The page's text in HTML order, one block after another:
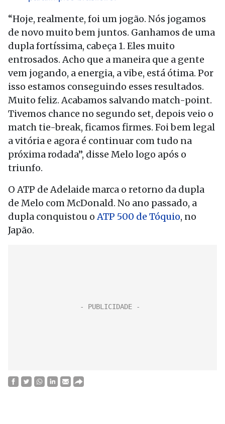
“Hoje, realmente, foi um jogão. Nós jogamos
de novo muito bem juntos. Ganhamos de uma
dupla fortíssima, cabeça 1. Eles muito
entrosados. Acho que a maneira que a gente
vem jogando, a energia, a vibe, está ótima. Por
isso estamos conseguindo esses resultados.
Muito feliz. Acabamos salvando match-point.
Tivemos chance no segundo set, depois veio o
match tie-break, ficamos firmes. Foi bem legal
a vitória e agora é continuar com tudo na
próxima rodada”, disse Melo logo após o
triunfo.
O ATP de Adelaide marca o retorno da dupla
de Melo com McDonald. No ano passado, a
dupla conquistou oATP 500 de Tóquio, no
Japão.